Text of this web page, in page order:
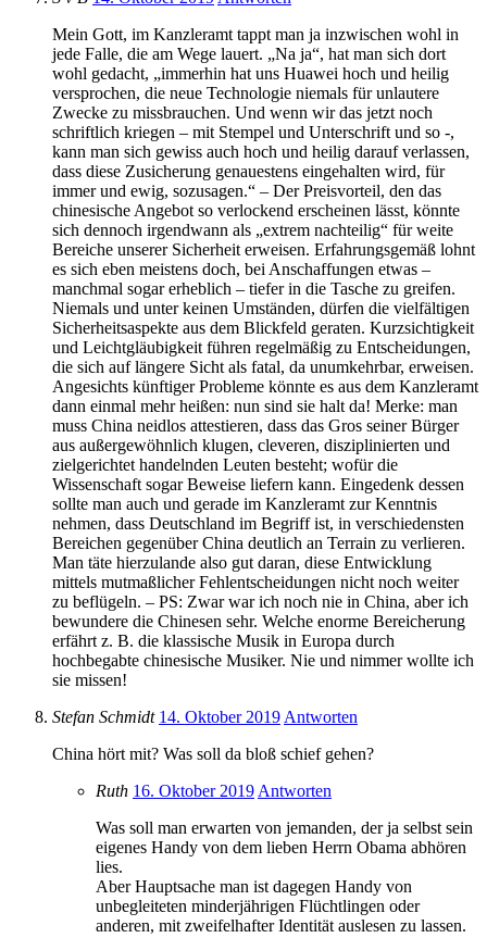
Mein Gott, im Kanzleramt tappt man ja inzwischen wohl in
jede Falle, die am Wege lauert. „Na ja“, hat man sich dort
wohl gedacht, „immerhin hat uns Huawei hoch und heilig
versprochen, die neue Technologie niemals für unlautere
Zwecke zu missbrauchen. Und wenn wir das jetzt noch
schriftlich kriegen – mit Stempel und Unterschrift und so -,
kann man sich gewiss auch hoch und heilig darauf verlassen,
dass diese Zusicherung genauestens eingehalten wird, für
immer und ewig, sozusagen.“ – Der Preisvorteil, den das
chinesische Angebot so verlockend erscheinen lässt, könnte
sich dennoch irgendwann als „extrem nachteilig“ für weite
Bereiche unserer Sicherheit erweisen. Erfahrungsgemäß lohnt
es sich eben meistens doch, bei Anschaffungen etwas –
manchmal sogar erheblich – tiefer in die Tasche zu greifen.
Niemals und unter keinen Umständen, dürfen die vielfältigen
Sicherheitsaspekte aus dem Blickfeld geraten. Kurzsichtigkeit
und Leichtgläubigkeit führen regelmäßig zu Entscheidungen,
die sich auf längere Sicht als fatal, da unumkehrbar, erweisen.
Angesichts künftiger Probleme könnte es aus dem Kanzleramt
dann einmal mehr heißen: nun sind sie halt da! Merke: man
muss China neidlos attestieren, dass das Gros seiner Bürger
aus außergewöhnlich klugen, cleveren, disziplinierten und
zielgerichtet handelnden Leuten besteht; wofür die
Wissenschaft sogar Beweise liefern kann. Eingedenk dessen
sollte man auch und gerade im Kanzleramt zur Kenntnis
nehmen, dass Deutschland im Begriff ist, in verschiedensten
Bereichen gegenüber China deutlich an Terrain zu verlieren.
Man täte hierzulande also gut daran, diese Entwicklung
mittels mutmaßlicher Fehlentscheidungen nicht noch weiter
zu beflügeln. – PS: Zwar war ich noch nie in China, aber ich
bewundere die Chinesen sehr. Welche enorme Bereicherung
erfährt z. B. die klassische Musik in Europa durch
hochbegabte chinesische Musiker. Nie und nimmer wollte ich
sie missen!
Stefan Schmidt 14. Oktober 2019 Antworten
China hört mit? Was soll da bloß schief gehen?
Ruth 16. Oktober 2019 Antworten
Was soll man erwarten von jemanden, der ja selbst sein
eigenes Handy von dem lieben Herrn Obama abhören
lies.
Aber Hauptsache man ist dagegen Handy von
unbegleiteten minderjährigen Flüchtlingen oder
anderen, mit zweifelhafter Identität auslesen zu lassen.